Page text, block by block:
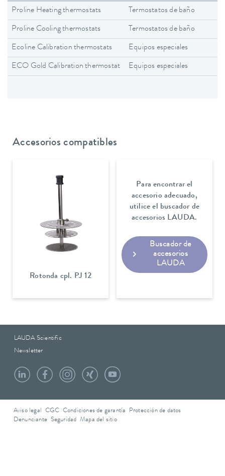
Proline Heating thermostats Termostatos de baño
Proline Cooling thermostats Termostatos de baño
Ecoline Calibration thermostats Equipos especiales
ECO Gold Calibration thermostat Equipos especiales
Accesorios compatibles
Rotonda cpl. PJ 12
Para encontrar el
accesorio adecuado,
utilice el buscador de
accesorios LAUDA.
Buscador de
accesorios
LAUDA
LAUDA Scientific
Newsletter
Aviso legal CGC Condiciones de garantía
Protección de datos
Denunciante Seguridad Mapa del sitio